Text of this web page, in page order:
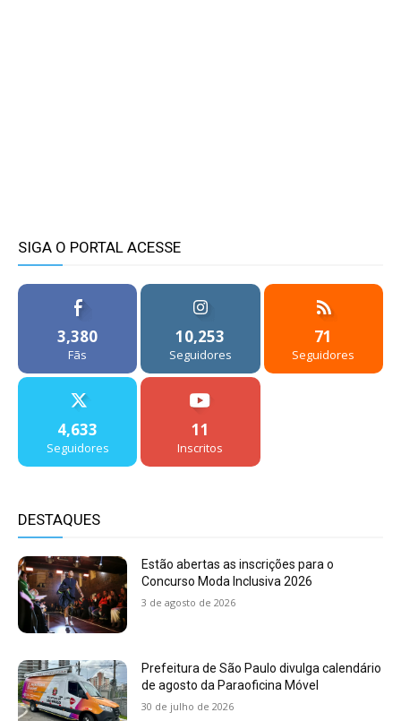
SIGA O PORTAL ACESSE
3,380
Fãs
10,253
Seguidores
71
Seguidores
4,633
Seguidores
11
Inscritos
DESTAQUES
Estão abertas as inscrições para o
Concurso Moda Inclusiva 2026
3 de agosto de 2026
Prefeitura de São Paulo divulga calendário
de agosto da Paraoficina Móvel
30 de julho de 2026